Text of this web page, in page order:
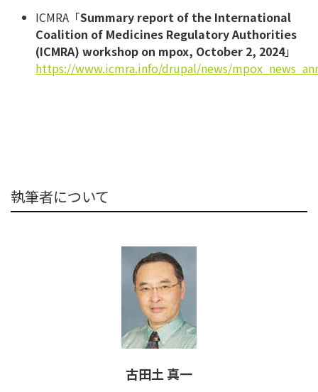
ICMRA「Summary report of the International
Coalition of Medicines Regulatory Authorities
(ICMRA) workshop on mpox, October 2, 2024」
https://www.icmra.info/drupal/news/
執筆者について
古田土 真一